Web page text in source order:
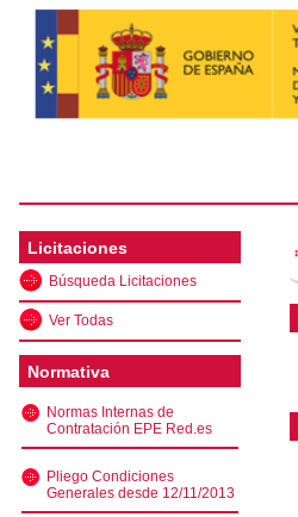
Licitaciones
Búsqueda Licitaciones
Ver Todas
Normativa
Normas Internas de
Contratación EPE Red.es
Pliego Condiciones
Generales desde 12/11/2013